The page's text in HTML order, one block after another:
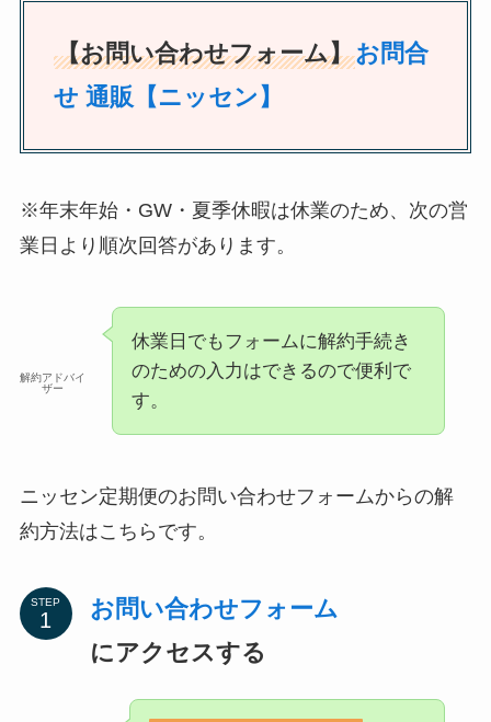
【お問い合わせフォーム】お問合
せ 通販【ニッセン】
※年末年始・GW・夏季休暇は休業のため、次の営
業日より順次回答があります。
解約アドバイ
ザー
休業日でもフォームに解約手続き
のための入力はできるので便利で
す。
ニッセン定期便のお問い合わせフォームからの解
約方法はこちらです。
STEP
お問い合わせフォーム
にアクセスする